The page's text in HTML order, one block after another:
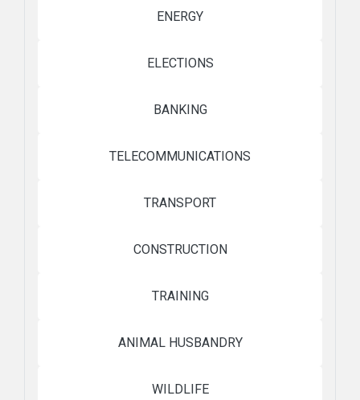
ENERGY
ELECTIONS
BANKING
TELECOMMUNICATIONS
TRANSPORT
CONSTRUCTION
TRAINING
ANIMAL HUSBANDRY
WILDLIFE